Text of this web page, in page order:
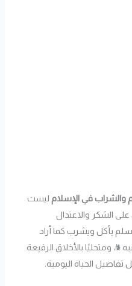
والشراب في الإسلام ليست
الشكر والاعتدال
يأكل ويشرب كما أراد
ﷺ، ومتحليًا بالأخلاق الرفيعة
الحياة اليومية.